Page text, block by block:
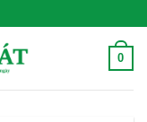
0